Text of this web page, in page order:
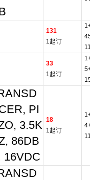
131
1起订
33
1起订
PI
3.5K
86DB
16VDC
18
1起订